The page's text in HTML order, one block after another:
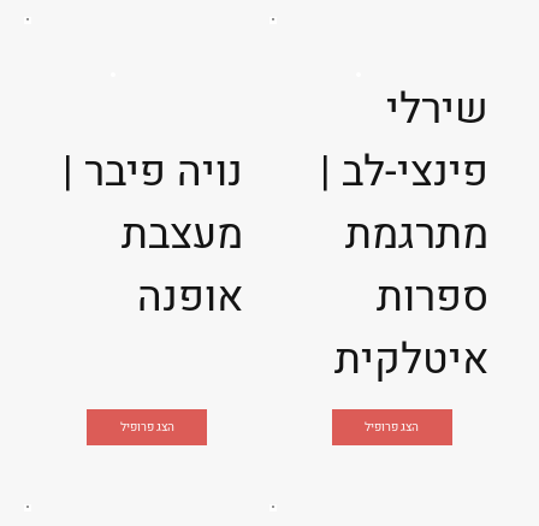
נויה פיבר |
מעצבת
אופנה
הצג פרופיל
שירלי
פינצי-לב |
מתרגמת
ספרות
איטלקית
הצג פרופיל